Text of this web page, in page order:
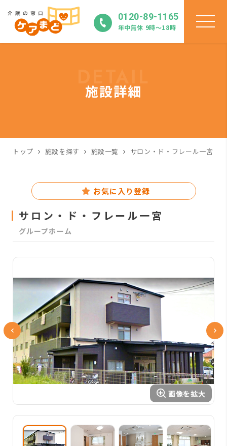
0120-89-1165
年中無休 9時〜18時
施設詳細
トップ 施設を探す 施設一覧 サロン・ド・フレール一宮
お気に入り登録
サロン・ド・フレール一宮
グループホーム